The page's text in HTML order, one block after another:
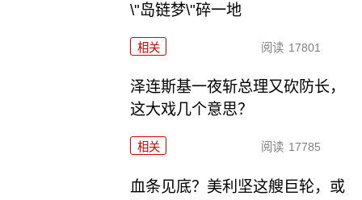
\"岛链梦\"碎一地
相关 阅读 17801
泽连斯基一夜斩总理又砍防长，
这大戏几个意思？
相关 阅读 17785
血条见底？美利坚这艘巨轮，或